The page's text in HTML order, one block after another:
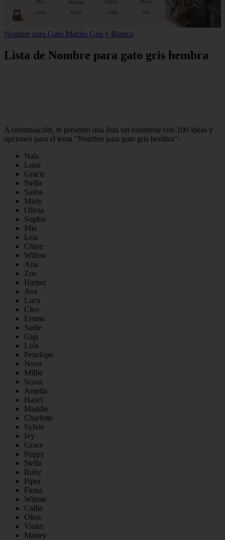
Nombre para Gato Macho Gris y Blanco
Lista de Nombre para gato gris hembra
A continuación, te presento una lista sin enumerar con 100 ideas y
opciones para el tema "Nombre para gato gris hembra":
Nala
Luna
Gracie
Stella
Sasha
Misty
Olivia
Sophie
Mia
Leia
Chloe
Willow
Aria
Zoe
Harper
Ava
Lucy
Cleo
Emma
Sadie
Gigi
Lola
Penelope
Nova
Millie
Scout
Amelia
Hazel
Maddie
Charlotte
Sylvie
Ivy
Grace
Poppy
Stella
Ruby
Piper
Fiona
Winnie
Callie
Olive
Violet
Marley